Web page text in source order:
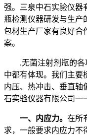
强。三泉中石实验仪器
瓶检测仪器研发与生产
包材生产厂家有良好合
案。
.无菌注射剂瓶的各
中都有体现。我们主要
内压、热冲击、垂直轴
石实验仪器有限公司一
一、内应力。 在所
求，一般要求内应力不